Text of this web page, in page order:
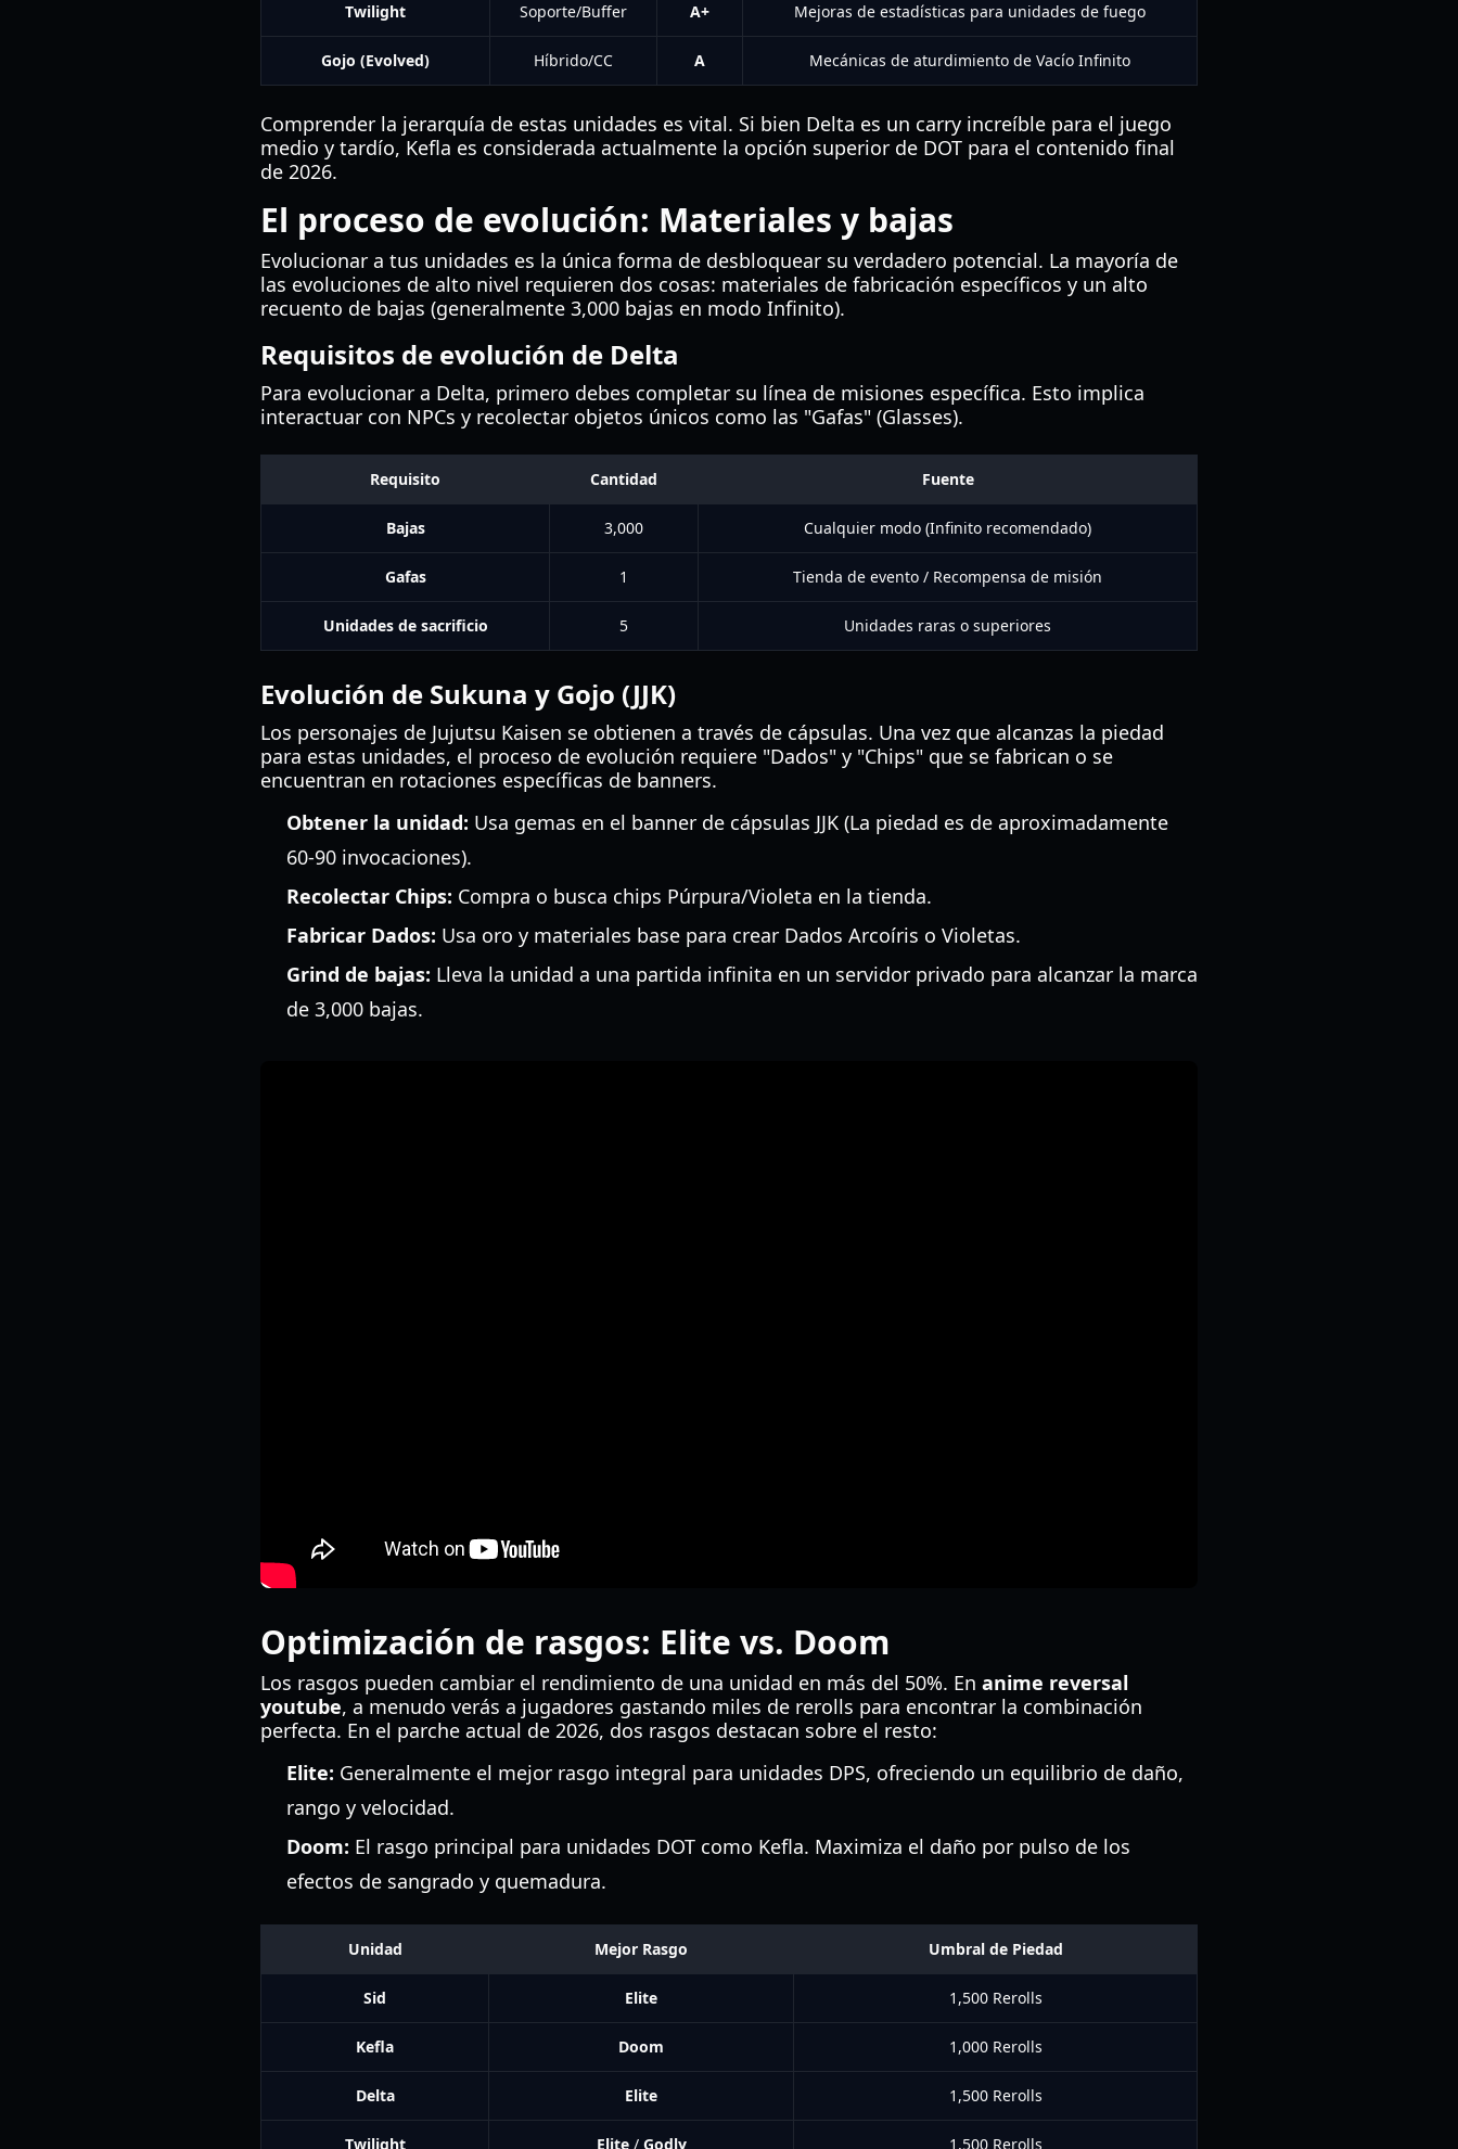
Twilight Soporte/Buffer A+ Mejoras de estadísticas para unidades de fuego
Gojo (Evolved) Híbrido/CC A Mecánicas de aturdimiento de Vacío Infinito
Comprender la jerarquía de estas unidades es vital. Si bien Delta es un carry increíble para el juego
medio y tardío, Kefla es considerada actualmente la opción superior de DOT para el contenido final
de 2026.
El proceso de evolución: Materiales y bajas
Evolucionar a tus unidades es la única forma de desbloquear su verdadero potencial. La mayoría de
las evoluciones de alto nivel requieren dos cosas: materiales de fabricación específicos y un alto
recuento de bajas (generalmente 3,000 bajas en modo Infinito).
Requisitos de evolución de Delta
Para evolucionar a Delta, primero debes completar su línea de misiones específica. Esto implica
interactuar con NPCs y recolectar objetos únicos como las "Gafas" (Glasses).
Requisito Cantidad Fuente
Bajas 3,000 Cualquier modo (Infinito recomendado)
Gafas 1 Tienda de evento / Recompensa de misión
Unidades de sacrificio 5 Unidades raras o superiores
Evolución de Sukuna y Gojo (JJK)
Los personajes de Jujutsu Kaisen se obtienen a través de cápsulas. Una vez que alcanzas la piedad
para estas unidades, el proceso de evolución requiere "Dados" y "Chips" que se fabrican o se
encuentran en rotaciones específicas de banners.
Obtener la unidad: Usa gemas en el banner de cápsulas JJK (La piedad es de aproximadamente
60-90 invocaciones).
Recolectar Chips: Compra o busca chips Púrpura/Violeta en la tienda.
Fabricar Dados: Usa oro y materiales base para crear Dados Arcoíris o Violetas.
Grind de bajas: Lleva la unidad a una partida infinita en un servidor privado para alcanzar la marca
de 3,000 bajas.
Optimización de rasgos: Elite vs. Doom
Los rasgos pueden cambiar el rendimiento de una unidad en más del 50%. En anime reversal
youtube, a menudo verás a jugadores gastando miles de rerolls para encontrar la combinación
perfecta. En el parche actual de 2026, dos rasgos destacan sobre el resto:
Elite: Generalmente el mejor rasgo integral para unidades DPS, ofreciendo un equilibrio de daño,
rango y velocidad.
Doom: El rasgo principal para unidades DOT como Kefla. Maximiza el daño por pulso de los
efectos de sangrado y quemadura.
Unidad Mejor Rasgo Umbral de Piedad
Sid Elite 1,500 Rerolls
Kefla Doom 1,000 Rerolls
Delta Elite 1,500 Rerolls
Twilight Elite/ Godly 1,500 Rerolls